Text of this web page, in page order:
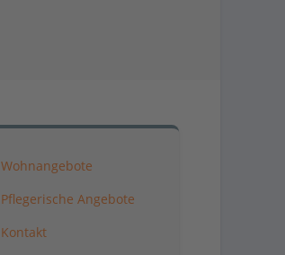
Wohnangebote
Pflegerische Angebote
Kontakt